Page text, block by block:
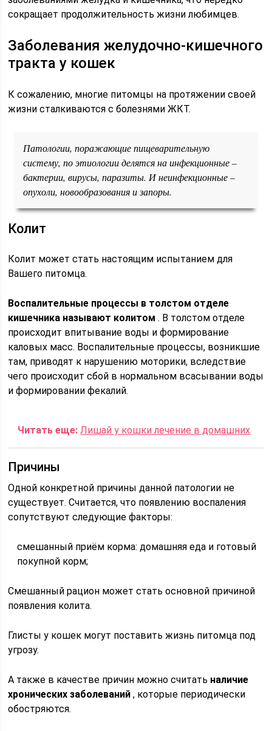
сокращает продолжительность жизни любимцев.
Заболевания желудочно-кишечного
тракта у кошек
К сожалению, многие питомцы на протяжении своей
жизни сталкиваются с болезнями ЖКТ.
Патологии, поражающие пищеварительную
систему, по этиологии делятся на инфекционные –
бактерии, вирусы, паразиты. И неинфекционные –
опухоли, новообразования и запоры.
Колит
Колит может стать настоящим испытанием для
Вашего питомца.
Воспалительные процессы в толстом отделе
кишечника называют колитом . В толстом отделе
происходит впитывание воды и формирование
каловых масс. Воспалительные процессы, возникшие
там, приводят к нарушению моторики, вследствие
чего происходит сбой в нормальном всасывании воды
и формировании фекалий.
Читать еще: Лишай у кошки лечение в домашних
Причины
Одной конкретной причины данной патологии не
существует. Считается, что появлению воспаления
сопутствуют следующие факторы:
смешанный приём корма: домашняя еда и готовый
покупной корм;
Смешанный рацион может стать основной причиной
появления колита.
Глисты у кошек могут поставить жизнь питомца под
угрозу.
А также в качестве причин можно считать наличие
хронических заболеваний , которые периодически
обостряются.